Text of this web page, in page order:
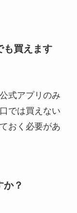
も買えます
式アプリのみ
では買えない
おく必要があ
？